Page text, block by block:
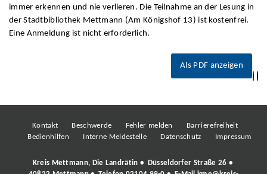
immer erkennen und nie verlieren. Die Teilnahme an der Lesung in
der Stadtbibliothek Mettmann (Am Königshof 13) ist kostenfrei.
Eine Anmeldung ist nicht erforderlich.
Als PDF anzeigen
Kontakt Beschwerde Fehler melden
Barrierefreiheit
Bedienhilfen
Interne Meldestelle Datenschutz Impressum
Kreis Mettmann, Die Landrätin • Düsseldorfer Straße 26 •